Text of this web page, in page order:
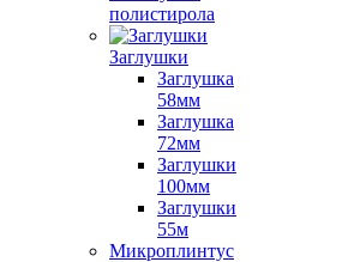
полистирола
Заглушки
Заглушка
58мм
Заглушка
72мм
Заглушки
100мм
Заглушки
55м
Микроплинтус